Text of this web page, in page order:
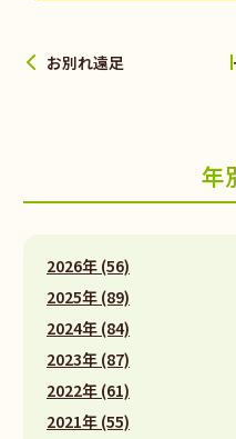
お別れ遠足
年
2026年 (56)
2025年 (89)
2024年 (84)
2023年 (87)
2022年 (61)
2021年 (55)